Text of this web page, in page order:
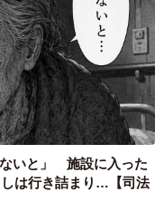
ないと」 施設に入った
は行き詰まり…【司法